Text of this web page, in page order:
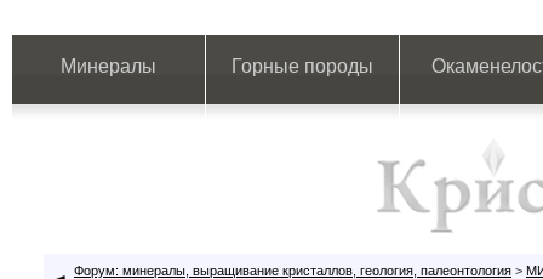
Минералы Горные породы
Форум: минералы, выращивание кристаллов, геология, палеонтология >